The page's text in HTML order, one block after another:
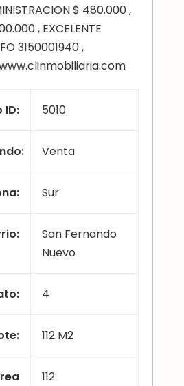
$ 480.000 ,
, EXCELENTE
3150001940 ,
ID: 5010
: Venta
: Sur
:
San Fernando
Nuevo
: 4
: 112 M2
112